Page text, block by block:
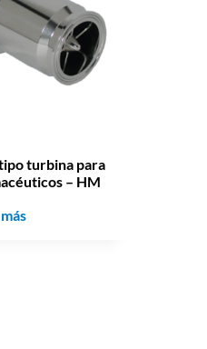
turbina para
– HM